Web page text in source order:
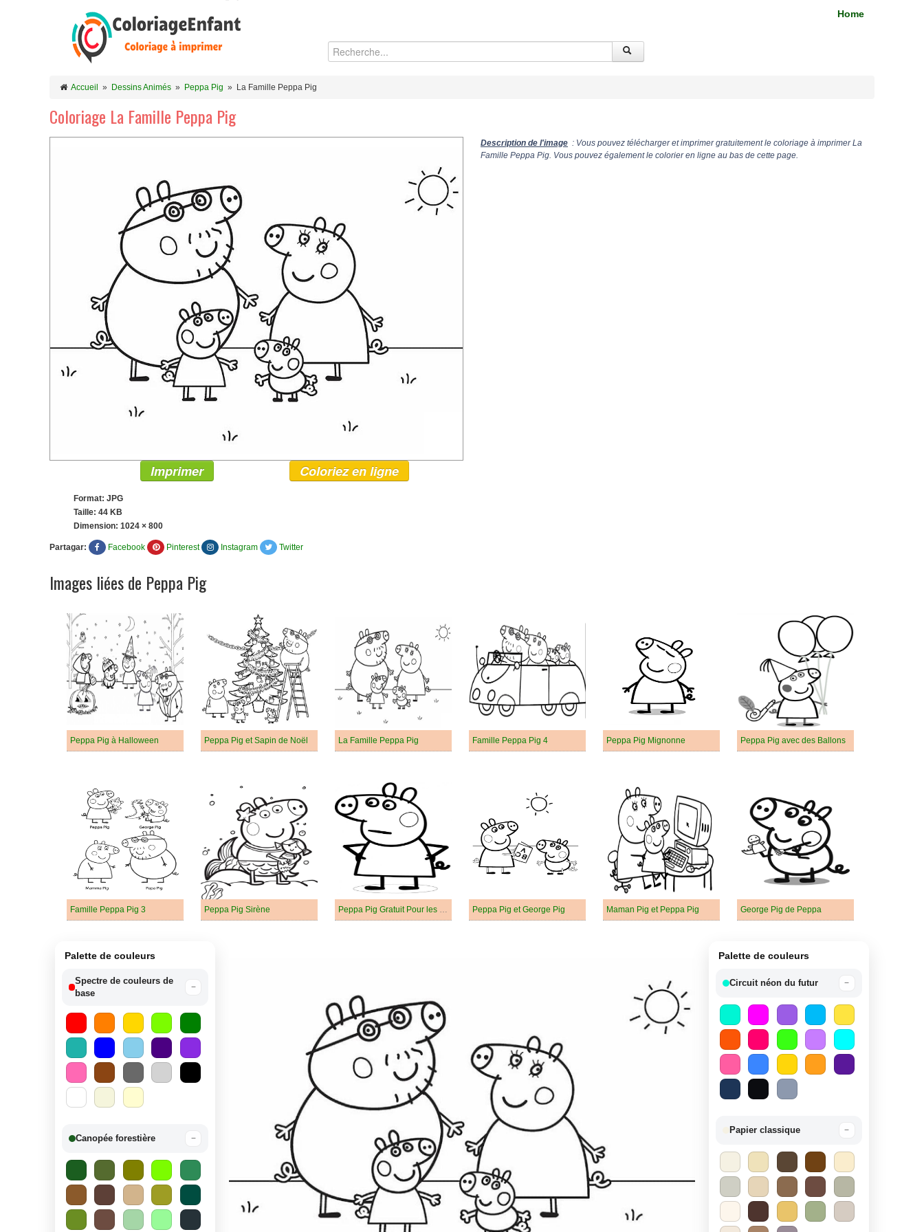
Home
Accueil » Dessins Animés » Peppa Pig » La Famille Peppa Pig
Coloriage La Famille Peppa Pig
Description de l'image : Vous pouvez télécharger et imprimer gratuitement le coloriage à imprimer La
Famille Peppa Pig. Vous pouvez également le colorier en ligne au bas de cette page.
Imprimer Coloriez en ligne
Format: JPG
Taille: 44 KB
Dimension: 1024 × 800
Partagar: Facebook Pinterest Instagram Twitter
Images liées de Peppa Pig
Peppa Pig à Halloween Peppa Pig et Sapin de Noël La Famille Peppa Pig Famille Peppa Pig 4 Peppa Pig Mignonne Peppa Pig avec des Ballons
Famille Peppa Pig 3 Peppa Pig Sirène Peppa Pig et George Pig Maman Pig et Peppa Pig George Pig de Peppa
Palette de couleurs
Spectre de couleurs de
base
−
Canopée forestière −
Palette de couleurs
Circuit néon du futur −
Papier classique −